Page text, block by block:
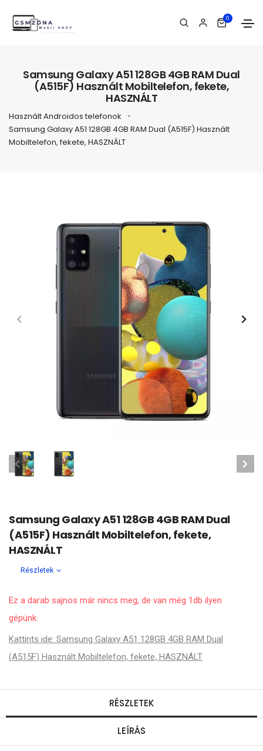
0
Samsung Galaxy A51 128GB 4GB RAM Dual
(A515F) Használt Mobiltelefon, fekete,
HASZNÁLT
Használt Androidos telefonok
Samsung Galaxy A51 128GB 4GB RAM Dual (A515F) Használt
Mobiltelefon, fekete, HASZNÁLT
Samsung Galaxy A51 128GB 4GB RAM Dual
(A515F) Használt Mobiltelefon, fekete,
HASZNÁLT
Részletek
Ez a darab sajnos már nincs meg, de van még 1db ilyen
gépünk.
Kattints ide: Samsung Galaxy A51 128GB 4GB RAM Dual
(A515F) Használt Mobiltelefon, fekete, HASZNÁLT
RÉSZLETEK
LEÍRÁS